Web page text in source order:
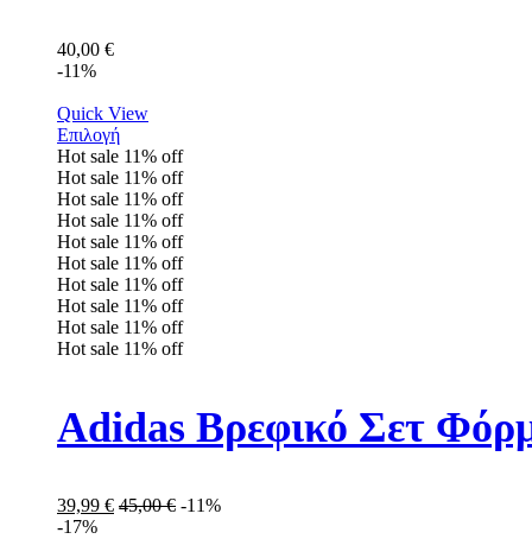
40,00 €
-11%
Quick View
Επιλογή
Hot sale 11% off
Hot sale 11% off
Hot sale 11% off
Hot sale 11% off
Hot sale 11% off
Hot sale 11% off
Hot sale 11% off
Hot sale 11% off
Hot sale 11% off
Hot sale 11% off
Adidas Βρεφικό Σετ
39,99 € 45,00€ -11%
-17%